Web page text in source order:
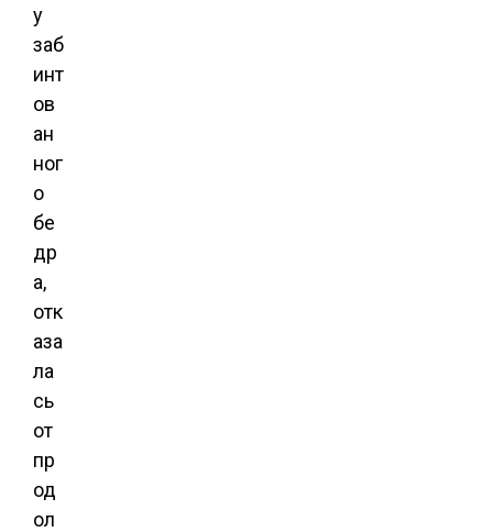
у
заб
инт
ов
ан
ног
о
бе
др
а,
отк
аза
ла
сь
от
пр
од
ол